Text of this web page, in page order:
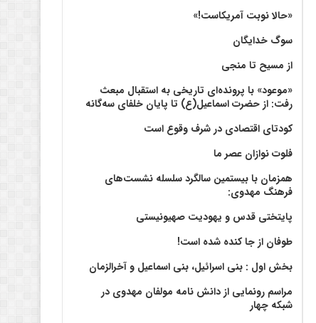
«حالا نوبت آمریکاست!»
سوگ خدایگان
از مسیح تا منجی
«موعود» با پرونده‌ای تاریخی به استقبال مبعث
رفت: از حضرت اسماعیل(ع) تا پایان خلفای سه‌گانه
کودتای اقتصادی در شرف وقوع است
فلوت نوازان عصر ما
همزمان با بیستمین سالگرد سلسله نشست‌های
فرهنگ مهدوی:‌
پایتختی قدس و یهودیت صهیونیستی
طوفان از جا کنده شده است!
بخش اول : بنی اسرائیل، بنی اسماعیل و آخرالزمان
مراسم رونمایی از دانش نامه مولفان مهدوی در
شبکه چهار